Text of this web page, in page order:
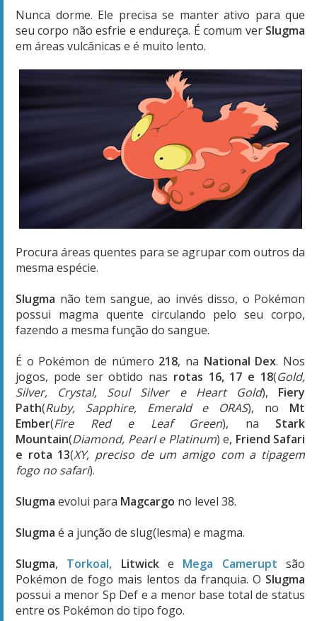
Nunca dorme. Ele precisa se manter ativo para que
seu corpo não esfrie e endureça. É comum ver Slugma
em áreas vulcânicas e é muito lento.
Procura áreas quentes para se agrupar com outros da
mesma espécie.
Slugma não tem sangue, ao invés disso, o Pokémon
possui magma quente circulando pelo seu corpo,
fazendo a mesma função do sangue.
É o Pokémon de número 218, na National Dex. Nos
jogos, pode ser obtido nas rotas 16, 17 e 18(Gold,
Silver, Crystal, Soul Silver e Heart Gold), Fiery
Path(Ruby, Sapphire, Emerald e ORAS), no Mt
Ember(Fire Red e Leaf Green), na Stark
Mountain(Diamond, Pearl e Platinum) e, Friend Safari
e rota 13(XY, preciso de um amigo com a tipagem
fogo no safari).
Slugma evolui para Magcargo no level 38.
Slugma é a junção de slug(lesma) e magma.
Slugma, Torkoal, Litwicke Mega Camerupt são
Pokémon de fogo mais lentos da franquia. O Slugma
possui a menor Sp Def e a menor base total de status
entre os Pokémon do tipo fogo.